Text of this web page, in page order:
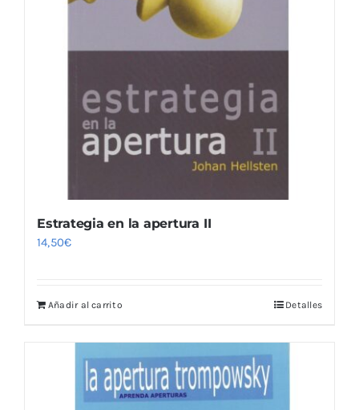
Estrategia en la apertura II
14,50€
Añadir al carrito Detalles